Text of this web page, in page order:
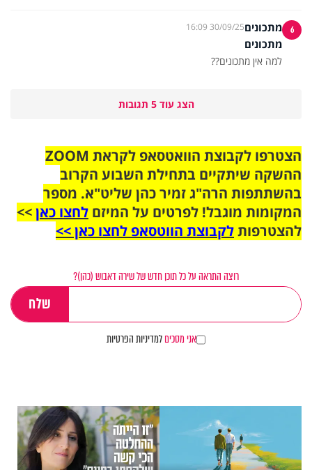
6 מתכונים30/09/25 16:09
מתכונים
למה אין מתכונים??
הצג עוד 5 תגובות
הצטרפו לקבוצת הוואטסאפ לקראת ZOOM
ההשקה שיתקיים בתחילת השבוע הקרוב
בהשתתפות הרה"ג זמיר כהן שליט"א. מספר
המקומות מוגבל! לפרטים על המיזם לחצו כאן>>
להצטרפותלקבוצת הווטסאפ לחצו כאן >>
רוצה התראה על כל תוכן חדש של שירה דאבוש (כהן)?
אני מסכיםלמדיניות הפרטיות